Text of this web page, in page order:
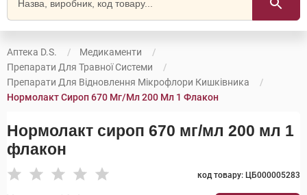
Аптека D.S.
Медикаменти
Препарати Для Травної Системи
Препарати Для Відновлення Мікрофлори Кишківника
Нормолакт Сироп 670 Мг/мл 200 Мл 1 Флакон
Нормолакт сироп 670 мг/мл 200 мл 1
флакон
код товару: ЦБ000005283